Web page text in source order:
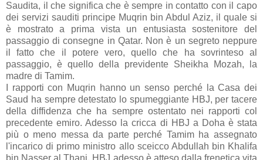
Saudita, il che significa che è sempre in contatto con il capo
dei servizi sauditi principe Muqrin bin Abdul Aziz, il quale si
è mostrato a prima vista un entusiasta sostenitore del
passaggio di consegne in Qatar. Non è un segreto neppure
il fatto che il potere vero, quello che ha sovrinteso al
passaggio, è quello della previdente Sheikha Mozah, la
madre di Tamim.
I rapporti con Muqrin hanno un senso perché la Casa dei
Saud ha sempre detestato lo spumeggiante HBJ, per tacere
della diffidenza che ha sempre ostentato nei rapporti col
precedente emiro. Adesso la cricca di HBJ a Doha è stata
più o meno messa da parte perché Tamim ha assegnato
l'incarico di primo ministro allo sceicco Abdullah bin Khalifa